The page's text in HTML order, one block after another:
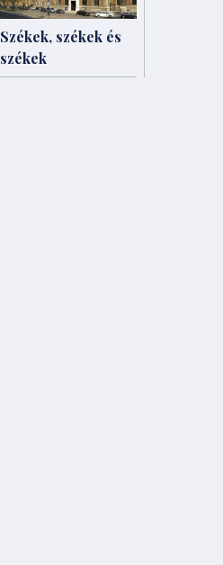
Székek, székek és
székek